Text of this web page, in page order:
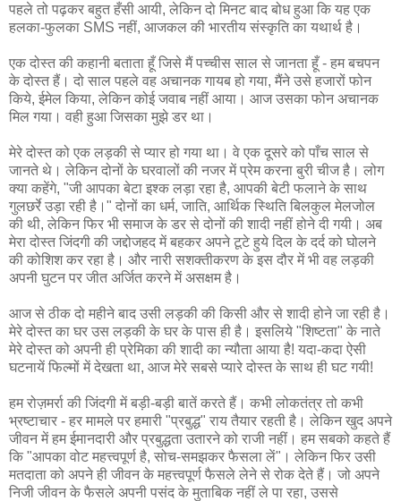
पहले तो पढ़कर बहुत हँसी आयी, लेकिन दो मिनट बाद बोध हुआ कि यह एक
हलका-फुलका SMS नहीं, आजकल की भारतीय संस्कृति का यथार्थ है।
एक दोस्त की कहानी बताता हूँ जिसे मैं पच्चीस साल से जानता हूँ - हम बचपन
के दोस्त हैं। दो साल पहले वह अचानक गायब हो गया, मैंने उसे हजारों फोन
किये, ईमेल किया, लेकिन कोई जवाब नहीं आया। आज उसका फोन अचानक
मिल गया। वही हुआ जिसका मुझे डर था।
मेरे दोस्त को एक लड़की से प्यार हो गया था। वे एक दूसरे को पाँच साल से
जानते थे। लेकिन दोनों के घरवालों की नजर में प्रेम करना बुरी चीज है। लोग
क्या कहेंगे, "जी आपका बेटा इश्क लड़ा रहा है, आपकी बेटी फलाने के साथ
गुलछर्रे उड़ा रही है।" दोनों का धर्म, जाति, आर्थिक स्थिति बिलकुल मेलजोल
की थी, लेकिन फिर भी समाज के डर से दोनों की शादी नहीं होने दी गयी। अब
मेरा दोस्त जिंदगी की जद्दोजहद में बहकर अपने टूटे हुये दिल के दर्द को घोलने
की कोशिश कर रहा है। और नारी सशक्तीकरण के इस दौर में भी वह लड़की
अपनी घुटन पर जीत अर्जित करने में असक्षम है।
आज से ठीक दो महीने बाद उसी लड़की की किसी और से शादी होने जा रही है।
मेरे दोस्त का घर उस लड़की के घर के पास ही है। इसलिये "शिष्टता" के नाते
मेरे दोस्त को अपनी ही प्रेमिका की शादी का न्यौता आया है! यदा-कदा ऐसी
घटनायें फिल्मों में देखता था, आज मेरे सबसे प्यारे दोस्त के साथ ही घट गयी!
हम रोज़मर्रा की जिंदगी में बड़ी-बड़ी बातें करते हैं। कभी लोकतंत्र तो कभी
भ्रष्टाचार - हर मामले पर हमारी "प्रबुद्ध" राय तैयार रहती है। लेकिन खुद अपने
जीवन में हम ईमानदारी और प्रबुद्धता उतारने को राजी नहीं। हम सबको कहते हैं
कि "आपका वोट महत्त्वपूर्ण है, सोच-समझकर फैसला लें"। लेकिन फिर उसी
मतदाता को अपने ही जीवन के महत्त्वपूर्ण फैसले लेने से रोक देते हैं। जो अपने
निजी जीवन के फैसले अपनी पसंद के मुताबिक नहीं ले पा रहा, उससे